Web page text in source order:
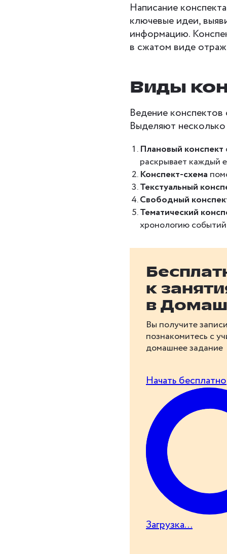
Написание
ключевые идеи,
информацию.
в сжатом виде
Виды
Ведение конспектов
Выделяют
Плановый конспект
раскрывает каждый
Конспект-схема
Текстуальный
Свободный
Тематический
хронологию
к
в
Вы получите
познакомитесь с
домашнее задание
Начать бесплатно
Загрузка...